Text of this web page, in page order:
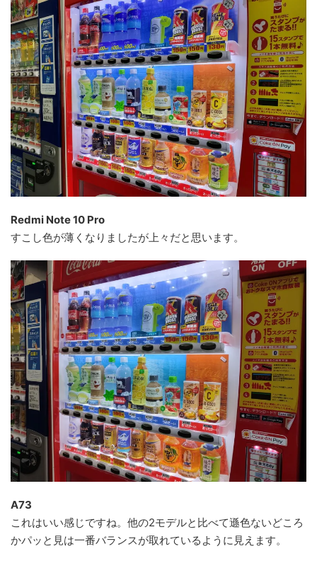
Redmi Note 10 Pro
すこし色が薄くなりましたが上々だと思います。
A73
これはいい感じですね。他の2モデルと比べて遜色ないどころ
かパッと見は一番バランスが取れているように見えます。